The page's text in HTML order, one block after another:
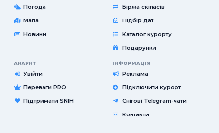
Погода
Мапа
Новини
Біржа скіпасів
Підбір дат
Каталог курорту
Подарунки
АКАУНТ
Увійти
Переваги PRO
Підтримати SNIH
ІНФОРМАЦІЯ
Реклама
Підключити курорт
Снігові Telegram-чати
Контакти